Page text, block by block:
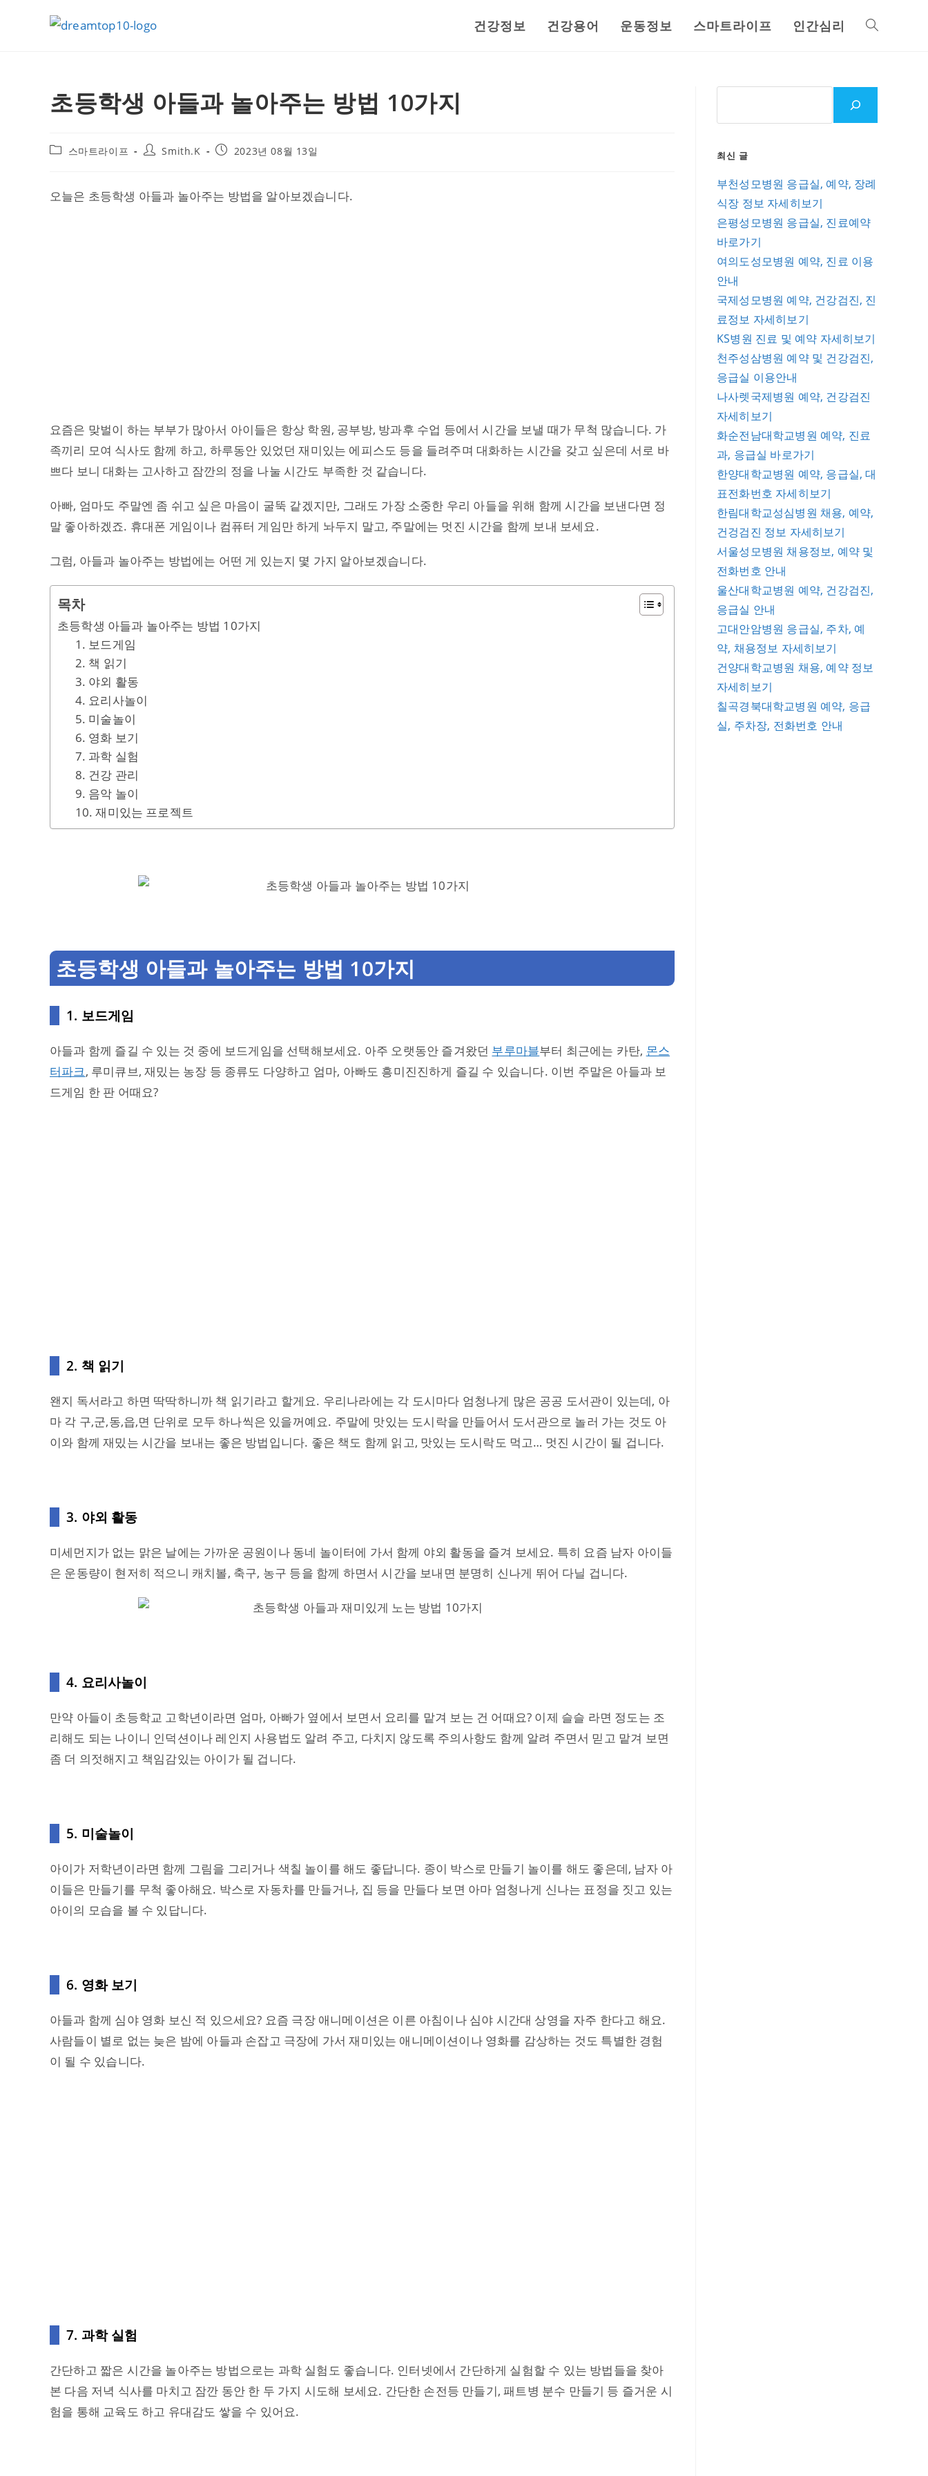
건강정보 건강용어 운동정보 스마트라이프 인간심리 Toggle
search
초등학생 아들과 놀아주는 방법 10가지
Post스마트라이프
PostSmith.K
Post2023년 08월 13일
오늘은 초등학생 아들과 놀아주는 방법을 알아보겠습니다.
요즘은 맞벌이 하는 부부가 많아서 아이들은 항상 학원, 공부방, 방과후 수업 등에서 시간을 보낼 때가 무척 많습니다. 가
족끼리 모여 식사도 함께 하고, 하루동안 있었던 재미있는 에피스도 등을 들려주며 대화하는 시간을 갖고 싶은데 서로 바
쁘다 보니 대화는 고사하고 잠깐의 정을 나눌 시간도 부족한 것 같습니다.
아빠, 엄마도 주말엔 좀 쉬고 싶은 마음이 굴뚝 같겠지만, 그래도 가장 소중한 우리 아들을 위해 함께 시간을 보낸다면 정
말 좋아하겠죠. 휴대폰 게임이나 컴퓨터 게임만 하게 놔두지 말고, 주말에는 멋진 시간을 함께 보내 보세요.
그럼, 아들과 놀아주는 방법에는 어떤 게 있는지 몇 가지 알아보겠습니다.
목차
초등학생 아들과 놀아주는 방법 10가지
1. 보드게임
2. 책 읽기
3. 야외 활동
4. 요리사놀이
5. 미술놀이
6. 영화 보기
7. 과학 실험
8. 건강 관리
9. 음악 놀이
10. 재미있는 프로젝트
초등학생 아들과 놀아주는 방법 10가지
1. 보드게임
아들과 함께 즐길 수 있는 것 중에 보드게임을 선택해보세요. 아주 오랫동안 즐겨왔던 부루마블부터 최근에는 카탄, 몬스
터파크, 루미큐브, 재밌는 농장 등 종류도 다양하고 엄마, 아빠도 흥미진진하게 즐길 수 있습니다. 이번 주말은 아들과 보
드게임 한 판 어때요?
2. 책 읽기
왠지 독서라고 하면 딱딱하니까 책 읽기라고 할게요. 우리나라에는 각 도시마다 엄청나게 많은 공공 도서관이 있는데, 아
마 각 구,군,동,읍,면 단위로 모두 하나씩은 있을꺼예요. 주말에 맛있는 도시락을 만들어서 도서관으로 놀러 가는 것도 아
이와 함께 재밌는 시간을 보내는 좋은 방법입니다. 좋은 책도 함께 읽고, 맛있는 도시락도 먹고… 멋진 시간이 될 겁니다.
3. 야외 활동
미세먼지가 없는 맑은 날에는 가까운 공원이나 동네 놀이터에 가서 함께 야외 활동을 즐겨 보세요. 특히 요즘 남자 아이들
은 운동량이 현저히 적으니 캐치볼, 축구, 농구 등을 함께 하면서 시간을 보내면 분명히 신나게 뛰어 다닐 겁니다.
4. 요리사놀이
만약 아들이 초등학교 고학년이라면 엄마, 아빠가 옆에서 보면서 요리를 맡겨 보는 건 어때요? 이제 슬슬 라면 정도는 조
리해도 되는 나이니 인덕션이나 레인지 사용법도 알려 주고, 다치지 않도록 주의사항도 함께 알려 주면서 믿고 맡겨 보면
좀 더 의젓해지고 책임감있는 아이가 될 겁니다.
5. 미술놀이
아이가 저학년이라면 함께 그림을 그리거나 색칠 놀이를 해도 좋답니다. 종이 박스로 만들기 놀이를 해도 좋은데, 남자 아
이들은 만들기를 무척 좋아해요. 박스로 자동차를 만들거나, 집 등을 만들다 보면 아마 엄청나게 신나는 표정을 짓고 있는
아이의 모습을 볼 수 있답니다.
6. 영화 보기
아들과 함께 심야 영화 보신 적 있으세요? 요즘 극장 애니메이션은 이른 아침이나 심야 시간대 상영을 자주 한다고 해요.
사람들이 별로 없는 늦은 밤에 아들과 손잡고 극장에 가서 재미있는 애니메이션이나 영화를 감상하는 것도 특별한 경험
이 될 수 있습니다.
7. 과학 실험
간단하고 짧은 시간을 놀아주는 방법으로는 과학 실험도 좋습니다. 인터넷에서 간단하게 실험할 수 있는 방법들을 찾아
본 다음 저녁 식사를 마치고 잠깐 동안 한 두 가지 시도해 보세요. 간단한 손전등 만들기, 패트병 분수 만들기 등 즐거운 시
험을 통해 교육도 하고 유대감도 쌓을 수 있어요.
최신 글
부천성모병원 응급실, 예약, 장례
식장 정보 자세히보기
은평성모병원 응급실, 진료예약
바로가기
여의도성모병원 예약, 진료 이용
안내
국제성모병원 예약, 건강검진, 진
료정보 자세히보기
KS병원 진료 및 예약 자세히보기
천주성삼병원 예약 및 건강검진,
응급실 이용안내
나사렛국제병원 예약, 건강검진
자세히보기
화순전남대학교병원 예약, 진료
과, 응급실 바로가기
한양대학교병원 예약, 응급실, 대
표전화번호 자세히보기
한림대학교성심병원 채용, 예약,
건겅검진 정보 자세히보기
서울성모병원 채용정보, 예약 및
전화번호 안내
울산대학교병원 예약, 건강검진,
응급실 안내
고대안암병원 응급실, 주차, 예
약, 채용정보 자세히보기
건양대학교병원 채용, 예약 정보
자세히보기
칠곡경북대학교병원 예약, 응급
실, 주차장, 전화번호 안내